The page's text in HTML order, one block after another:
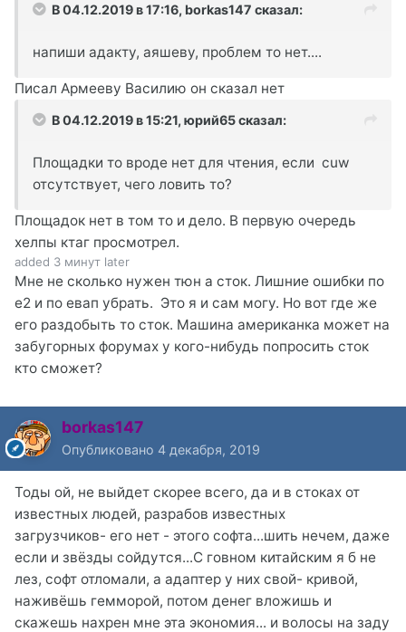
В 04.12.2019 в 17:16, borkas147 сказал:
напиши адакту, аяшеву, проблем то нет....
Писал Армееву Василию он сказал нет
В 04.12.2019 в 15:21, юрий65сказал:
Площадки то вроде нет для чтения, если cuw
отсутствует, чего ловить то?
Площадок нет в том то и дело. В первую очередь
хелпы ктаг просмотрел.
added 3 минут later
Мне не сколько нужен тюн а сток. Лишние ошибки по
е2 и по евап убрать. Это я и сам могу. Но вот где же
его раздобыть то сток. Машина американка может на
забугорных форумах у кого-нибудь попросить сток
кто сможет?
borkas147
Опубликовано 4 декабря, 2019
Тоды ой, не выйдет скорее всего, да и в стоках от
известных людей, разрабов известных
загрузчиков- его нет - этого софта...шить нечем, даже
если и звёзды сойдутся...С говном китайским я б не
лез, софт отломали, а адаптер у них свой- кривой,
наживёшь гемморой, потом денег вложишь и
скажешь нахрен мне эта экономия... и волосы на заду